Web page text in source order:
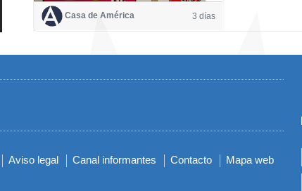
Casa de América 3 días
Menú
Aviso legal Canal informantes Contacto Mapa web